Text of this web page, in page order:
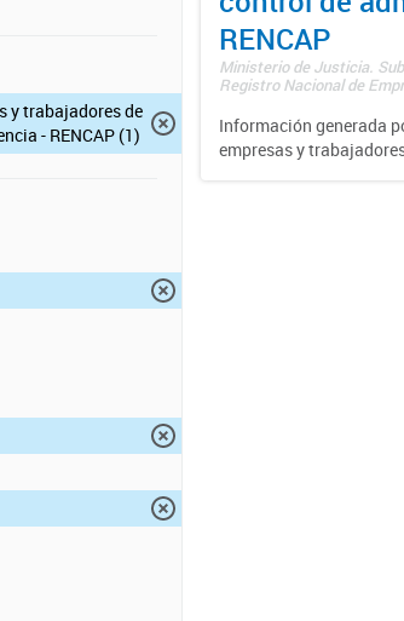
y trabajadores de
- RENCAP (1)
RENCAP
Ministerio de Justicia.
Registro Nacional de
Información generada
empresas y